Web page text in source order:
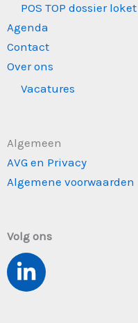
POS TOP dossier loket
Agenda
Contact
Over ons
Vacatures
Algemeen
AVG en Privacy
Algemene voorwaarden
Volg ons